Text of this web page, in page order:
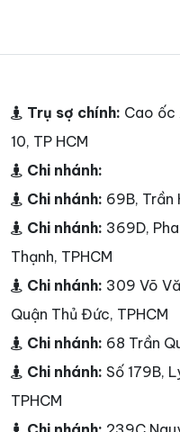
Trụ sợ chính: Cao ốc
10, TP HCM
Chi nhánh:
Chi nhánh: 69B, Trần
Chi nhánh: 369D,
Thạnh, TPHCM
Chi nhánh: 309 Võ
Quận Thủ Đức, TPHCM
Chi nhánh: 68 Trần
Chi nhánh: Số 179B,
TPHCM